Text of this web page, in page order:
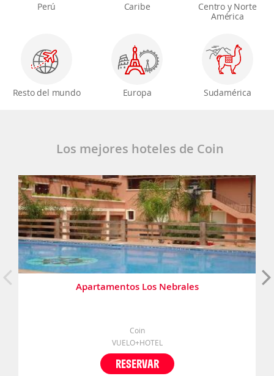
Perú Caribe
Centro y Norte
América
Resto del mundo Europa Sudamérica
Los mejores hoteles de Coin
Apartamentos Los Nebrales
Coin
VUELO+HOTEL
RESERVAR